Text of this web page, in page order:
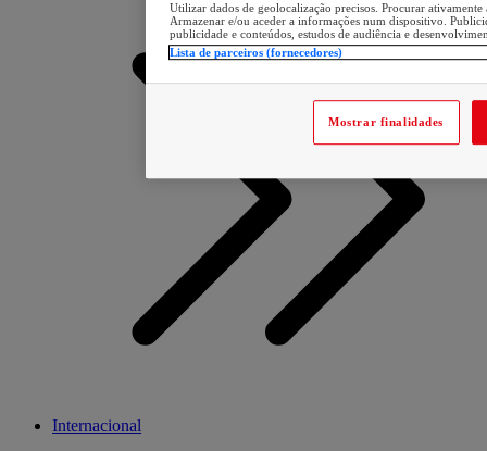
Internacional
Utilizar dados de geolocalização precisos. Procurar
Armazenar e/ou aceder a informações num dispositivo.
publicidade e conteúdos, estudos de audiência e
Lista de parceiros (fornecedores)
Mostrar finalidades